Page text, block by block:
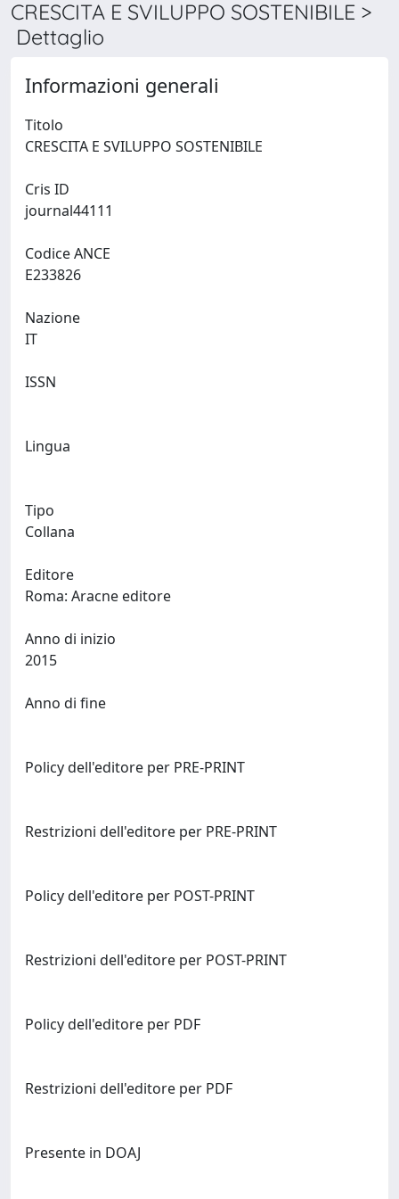
CRESCITA E SVILUPPO SOSTENIBILE >
Dettaglio
Informazioni generali
Titolo
Cris ID
Codice ANCE
Nazione
ISSN
Lingua
Tipo
Collana
Editore
Anno di inizio
Anno di fine
Policy dell'editore per PRE-PRINT
Restrizioni dell'editore per PRE-PRINT
Policy dell'editore per POST-PRINT
Restrizioni dell'editore per POST-PRINT
Policy dell'editore per PDF
Restrizioni dell'editore per PDF
Presente in DOAJ